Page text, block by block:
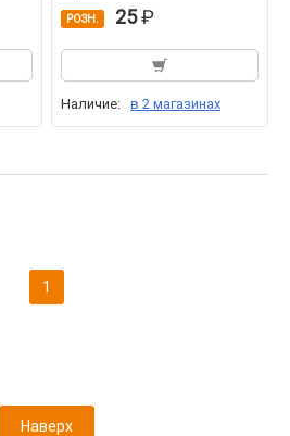
РОЗН. 25
Наличие: в 2 магазинах
1
Наверх